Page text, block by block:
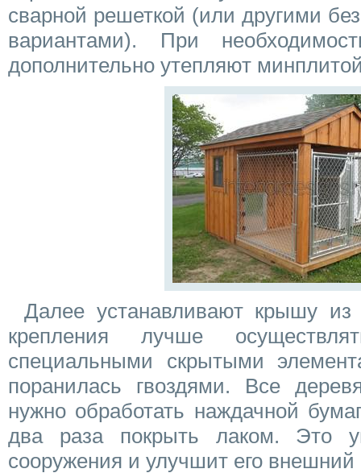
сварной решеткой (или другими
вариантами). При
дополнительно утепляют
Далее устанавливают крышу
крепления лучше
специальными скрытыми
поранилась гвоздями. Все
нужно обработать наждачной
два раза покрыть лаком. Это
сооружения и улучшит его внешний